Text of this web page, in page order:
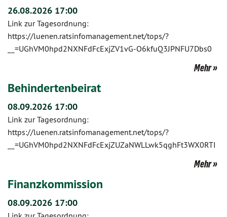
26.08.2026 17:00
Link zur Tagesordnung:
https://luenen.ratsinfomanagement.net/tops/?
__=UGhVM0hpd2NXNFdFcExjZV1vG-O6kfuQ3JPNFU7Dbs0
Mehr
Behindertenbeirat
08.09.2026 17:00
Link zur Tagesordnung:
https://luenen.ratsinfomanagement.net/tops/?
__=UGhVM0hpd2NXNFdFcExjZUZaNWLLwk5qghFt3WX0RTI
Mehr
Finanzkommission
08.09.2026 17:00